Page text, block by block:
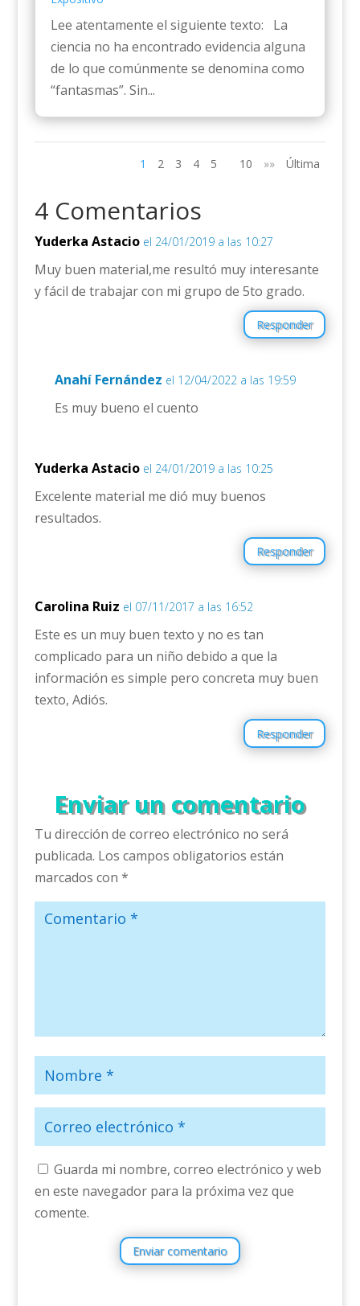
Lee atentamente el siguiente texto: La
ciencia no ha encontrado evidencia alguna
de lo que comúnmente se denomina como
“fantasmas”. Sin...
1 2 3 4 5 10 »» Última
4 Comentarios
Yuderka Astacio el 24/01/2019 a las 10:27
Muy buen material,me resultó muy interesante
y fácil de trabajar con mi grupo de 5to grado.
Responder
Anahí Fernández el 12/04/2022 a las 19:59
Es muy bueno el cuento
Yuderka Astacio el 24/01/2019 a las 10:25
Excelente material me dió muy buenos
resultados.
Responder
Carolina Ruiz el 07/11/2017 a las 16:52
Este es un muy buen texto y no es tan
complicado para un niño debido a que la
información es simple pero concreta muy buen
texto, Adiós.
Responder
Enviar un comentario
Tu dirección de correo electrónico no será
publicada. Los campos obligatorios están
marcados con *
Guarda mi nombre, correo electrónico y web
en este navegador para la próxima vez que
comente.
Enviar comentario